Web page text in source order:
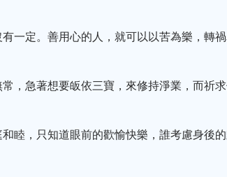
一定。善用心的人，就可以以苦為樂，轉
，急著想要皈依三寶，來修持淨業，而祈
睦，只知道眼前的歡愉快樂，誰考慮身後的